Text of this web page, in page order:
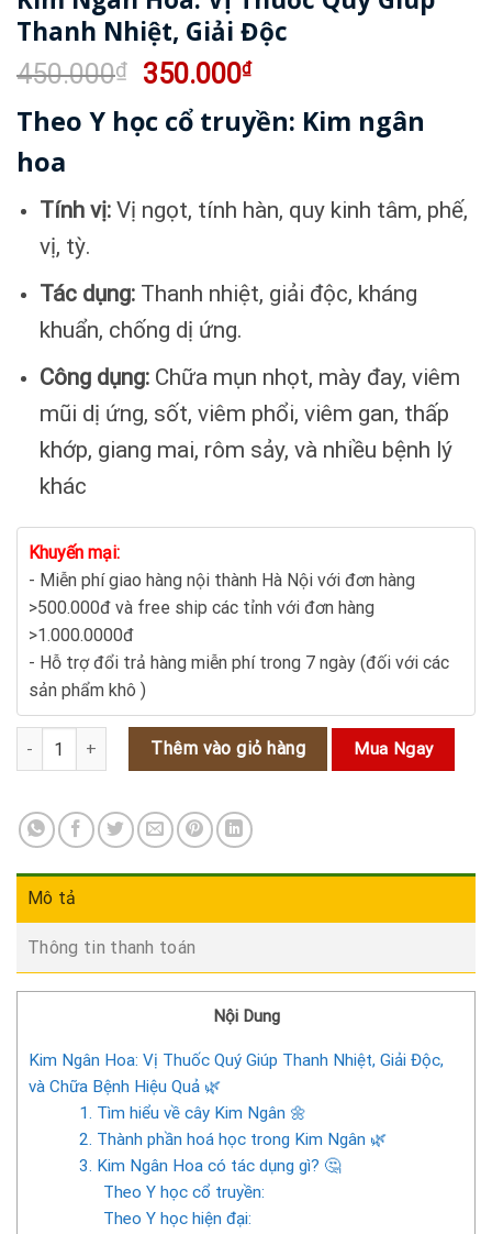
Thanh Nhiệt, Giải Độc
450.000₫
Giá
là:
350.000₫Giá
tại
Theo Y học cổ truyền: Kim ngân
hoa
Tính vị:Vị ngọt, tính hàn, quy kinh tâm, phế,
vị, tỳ.
Tác dụng:Thanh nhiệt, giải độc, kháng
khuẩn, chống dị ứng.
Công dụng:Chữa mụn nhọt, mày đay, viêm
mũi dị ứng, sốt, viêm phổi, viêm gan, thấp
khớp, giang mai, rôm sảy, và nhiều bệnh lý
khác
Khuyến mại:
- Miễn phí giao hàng nội thành Hà Nội với đơn hàng
>500.000đ và free ship các tỉnh với đơn hàng
>1.000.0000đ
- Hỗ trợ đổi trả hàng miễn phí trong 7 ngày (đối với các
sản phẩm khô )
Kim Ngân Hoa: Vị Thuốc Quý Giúp Thanh Nhiệt, Giải Độc số lượng
Thêm vào giỏ hàng Mua Ngay
Mô tả
Thông tin thanh toán
Nội Dung
Kim Ngân Hoa: Vị Thuốc Quý Giúp Thanh Nhiệt, Giải Độc,
và Chữa Bệnh Hiệu Quả 🌿
1. Tìm hiểu về cây Kim Ngân 🌼
2. Thành phần hoá học trong Kim Ngân 🌿
3. Kim Ngân Hoa có tác dụng gì? 🤔
Theo Y học cổ truyền:
Theo Y học hiện đại: